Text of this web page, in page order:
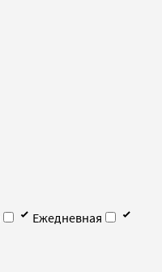
Ежедневная